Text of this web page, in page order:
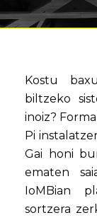
Kostu
biltzeko
inoiz?
Pi
Gai honi
ematen
IoMBian
sortzera